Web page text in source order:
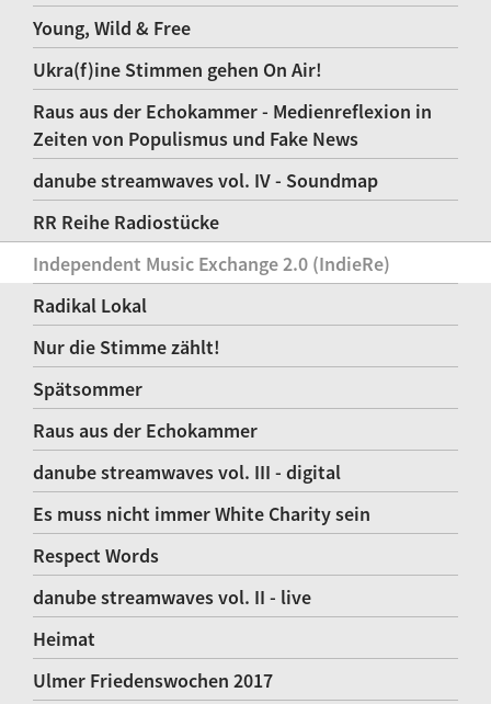
Young, Wild & Free
Ukra(f)ine Stimmen gehen On Air!
Raus aus der Echokammer - Medienreflexion in
Zeiten von Populismus und Fake News
danube streamwaves vol. IV - Soundmap
RR Reihe Radiostücke
Independent Music Exchange 2.0 (IndieRe)
Radikal Lokal
Nur die Stimme zählt!
Spätsommer
Raus aus der Echokammer
danube streamwaves vol. III - digital
Es muss nicht immer White Charity sein
Respect Words
danube streamwaves vol. II - live
Heimat
Ulmer Friedenswochen 2017